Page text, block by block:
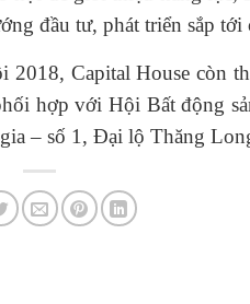
đầu tư, phát triển sắp
Capital House còn
hợp với Hội Bất động
– số 1, Đại lộ Thăng